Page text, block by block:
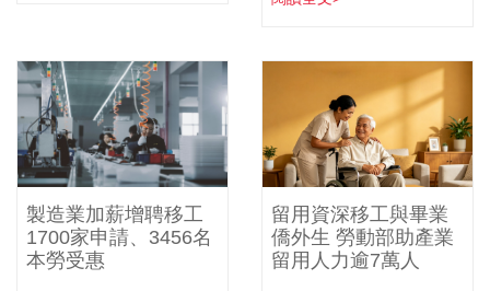
製造業加薪增聘移工
1700家申請、3456名
本勞受惠
留用資深移工與畢業
僑外生 勞動部助產業
留用人力逾7萬人